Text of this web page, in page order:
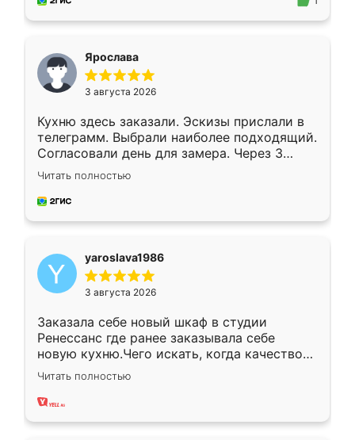
Ярослава
3 августа 2026
Кухню здесь заказали. Эскизы прислали в
телеграмм. Выбрали наиболее подходящий.
Согласовали день для замера. Через 3
недели кухня была уже готова. Остались
довольны работой. Спасибо Ренессанс
мебель за качественную работу!
Читать полностью
yaroslava1986
3 августа 2026
Заказала себе новый шкаф в студии
Ренессанс где ранее заказывала себе
новую кухню.Чего искать, когда качеством
вполне довольна. Служит кухня уже почти
два года, нареканий нет.
Читать полностью